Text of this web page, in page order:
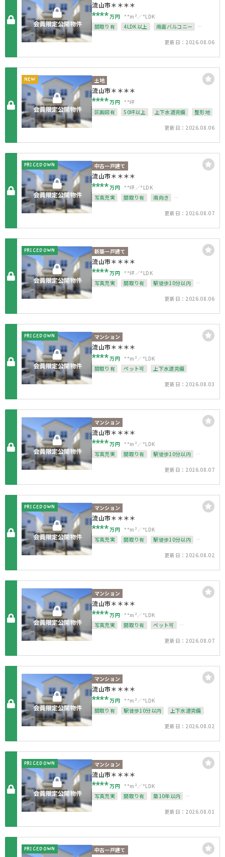
流山市＊＊＊＊
****万円 **m²
*LDK
間取り有
4LDK以上
南面バルコニー
更新日：2026.08.06
NEW 土地
流山市＊＊＊＊
****万円 **坪
区画図有
50坪以上 上下水道完備 整形地
更新日：2026.08.06
PRICEDOWN 中古一戸建て
流山市＊＊＊＊
****万円 **坪
*LDK
写真充実
間取り有
南向き
更新日：2026.08.07
PRICEDOWN 新築一戸建て
流山市＊＊＊＊
****万円 **坪
*LDK
写真充実
間取り有
駅徒歩10分以内
更新日：2026.08.06
PRICEDOWN マンション
流山市＊＊＊＊
****万円 **m²
*LDK
間取り有
ペット可 上下水道完備
更新日：2026.08.03
マンション
流山市＊＊＊＊
****万円 **m²
*LDK
写真充実
間取り有
駅徒歩10分以内
更新日：2026.08.07
PRICEDOWN マンション
流山市＊＊＊＊
****万円 **m²
*LDK
写真充実
間取り有
駅徒歩10分以内
更新日：2026.08.02
マンション
流山市＊＊＊＊
****万円 **m²
*LDK
写真充実
間取り有
ペット可
更新日：2026.08.07
マンション
流山市＊＊＊＊
****万円 **m²
*LDK
間取り有
駅徒歩10分以内 上下水道完備
更新日：2026.08.02
PRICEDOWN マンション
流山市＊＊＊＊
****万円 **m²
*LDK
写真充実
間取り有
築10年以内
更新日：2026.08.01
PRICEDOWN 中古一戸建て